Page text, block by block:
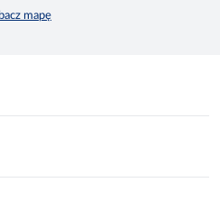
mapę